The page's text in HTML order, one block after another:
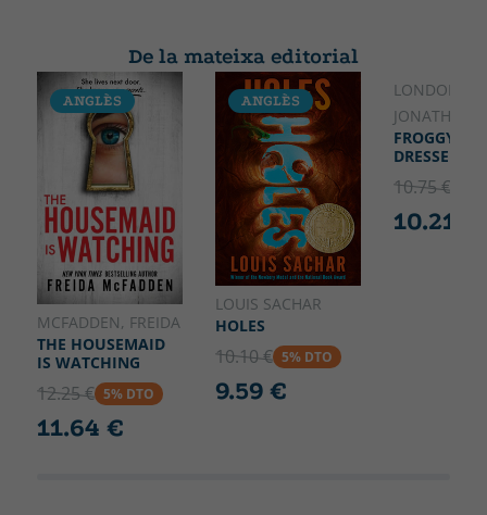
De la mateixa editorial
ANGLÈS
MCFADDEN, FREIDA
THE HOUSEMAID
IS WATCHING
12.25 € 5% DTO
11.64 €
ANGLÈS
LOUIS SACHAR
HOLES
10.10 € 5% DTO
9.59 €
ANGLÈS
LONDON,
JONATHAN
FROGGY
DRESSED
10.75 €
10.21 €